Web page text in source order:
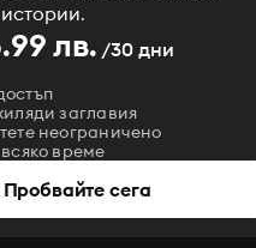
лв. /30 дни
заглавия
неограничено
време
Пробвайте сега